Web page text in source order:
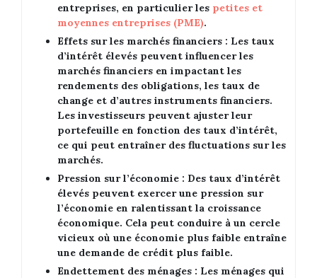
entreprises, en particulier les petites et
moyennes entreprises (PME).
Effets sur les marchés financiers : Les taux
d’intérêt élevés peuvent influencer les
marchés financiers en impactant les
rendements des obligations, les taux de
change et d’autres instruments financiers.
Les investisseurs peuvent ajuster leur
portefeuille en fonction des taux d’intérêt,
ce qui peut entraîner des fluctuations sur les
marchés.
Pression sur l’économie : Des taux d’intérêt
élevés peuvent exercer une pression sur
l’économie en ralentissant la croissance
économique. Cela peut conduire à un cercle
vicieux où une économie plus faible entraîne
une demande de crédit plus faible.
Endettement des ménages : Les ménages qui